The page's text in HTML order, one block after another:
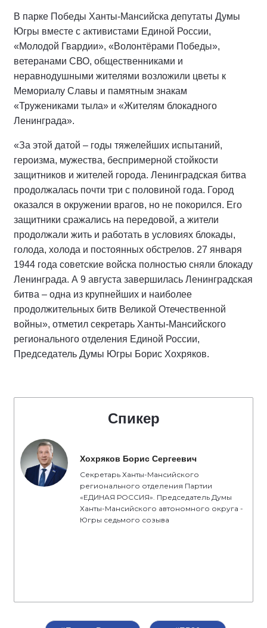
В парке Победы Ханты-Мансийска депутаты Думы
Югры вместе с активистами Единой России,
«Молодой Гвардии», «Волонтёрами Победы»,
ветеранами СВО, общественниками и
неравнодушными жителями возложили цветы к
Мемориалу Славы и памятным знакам
«Тружениками тыла» и «Жителям блокадного
Ленинграда».
«За этой датой – годы тяжелейших испытаний,
героизма, мужества, беспримерной стойкости
защитников и жителей города. Ленинградская битва
продолжалась почти три с половиной года. Город
оказался в окружении врагов, но не покорился. Его
защитники сражались на передовой, а жители
продолжали жить и работать в условиях блокады,
голода, холода и постоянных обстрелов. 27 января
1944 года советские войска полностью сняли блокаду
Ленинграда. А 9 августа завершилась Ленинградская
битва – одна из крупнейших и наиболее
продолжительных битв Великой Отечественной
войны», отметил секретарь Ханты-Мансийского
регионального отделения Единой России,
Председатель Думы Югры Борис Хохряков.
Спикер
Хохряков Борис Сергеевич
Секретарь Ханты-Мансийского
регионального отделения Партии
«ЕДИНАЯ РОССИЯ». Председатель Думы
Ханты-Мансийского автономного округа -
Югры седьмого созыва